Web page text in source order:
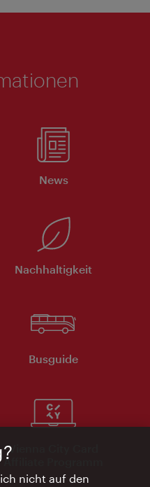
News
Nachhaltigkeit
Busguide
Vienna City Card
Affiliate Programm
nicht auf den